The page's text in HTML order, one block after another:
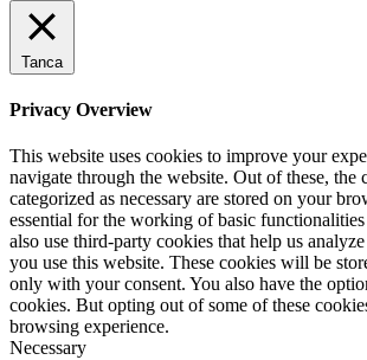
Tanca
Privacy Overview
This website uses cookies to improve your
navigate through the website. Out of these, the
categorized as necessary are stored on your
essential for the working of basic
also use third-party cookies that help us
you use this website. These cookies will be
only with your consent. You also have the
cookies. But opting out of some of these
browsing experience.
Necessary